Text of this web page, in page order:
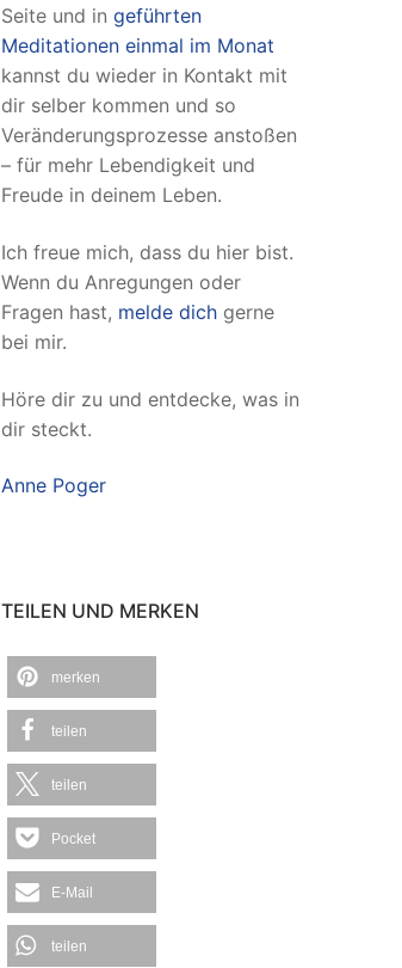
Seite und in geführten
Meditationen einmal im Monat
kannst du wieder in Kontakt mit
dir selber kommen und so
Veränderungsprozesse anstoßen
– für mehr Lebendigkeit und
Freude in deinem Leben.
Ich freue mich, dass du hier bist.
Wenn du Anregungen oder
Fragen hast, melde dich gerne
bei mir.
Höre dir zu und entdecke, was in
dir steckt.
Anne Poger
TEILEN UND MERKEN
merken
teilen
teilen
Pocket
E-Mail
teilen